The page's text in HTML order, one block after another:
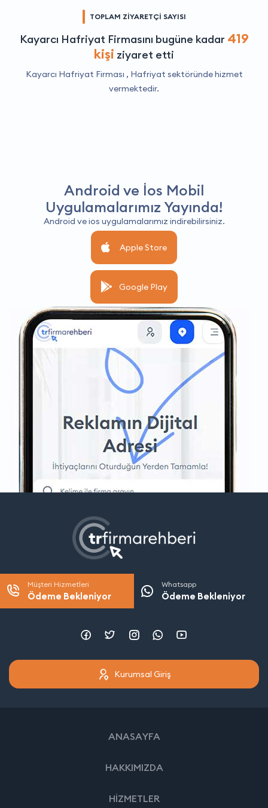
TOPLAM ZİYARETÇİ SAYISI
Kayarcı Hafriyat Firmasını bugüne kadar 419
kişi ziyaret etti
Kayarcı Hafriyat Firması , Hafriyat sektöründe hizmet
vermektedir.
Android ve İos Mobil
Uygulamalarımız Yayında!
Android ve ios uygulamalarımız indirebilirsiniz.
Apple Store
Google Play
Müşteri Hizmetleri
Ödeme Bekleniyor
Whatsapp
Ödeme Bekleniyor
Kurumsal Giriş
ANASAYFA
HAKKIMIZDA
HİZMETLER